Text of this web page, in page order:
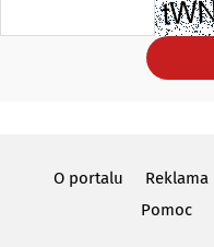
O portalu Reklama
Pomoc